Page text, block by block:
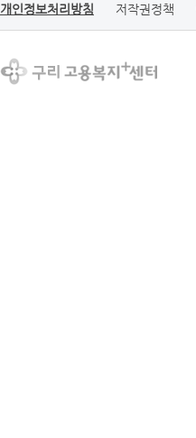
개인정보처리방침 저작권정책